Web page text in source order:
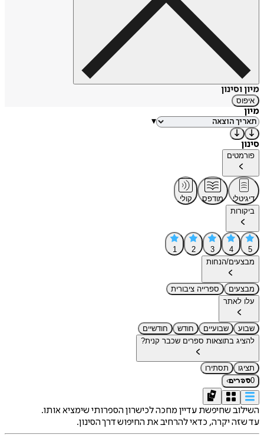
מיון וסינון
איפוס
מיון
▾
סינון
פורמטים
דיגיטלי מודפס
קולי
ביקורות
5
4
3
2
1
מבצעים/הנחות
מבצעים
ספרייה ציבורית
עלו לאתר
שבוע שבועיים חודש
חודשיים
להציג בתוצאות ספרים שכבר קנית?
תציגו
תסתירו
0ספרים›
השילוב שחיפשת עדיין מחכה לכישרון הספרותי שימציא אותו.
עד שזה יקרה, כדאי להרחיב את החיפוש דרך הסינון.